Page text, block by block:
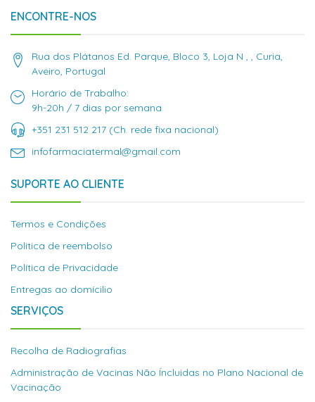
ENCONTRE-NOS
Rua dos Plátanos Ed. Parque, Bloco 3, Loja N , , Curia,
Aveiro, Portugal
Horário de Trabalho:
9h-20h / 7 dias por semana
+351 231 512 217 (Ch. rede fixa nacional)
infofarmaciatermal@gmail.com
SUPORTE AO CLIENTE
Termos e Condições
Politica de reembolso
Política de Privacidade
Entregas ao domícilio
SERVIÇOS
Recolha de Radiografias
Administração de Vacinas Não Íncluidas no Plano Nacional de
Vacinação